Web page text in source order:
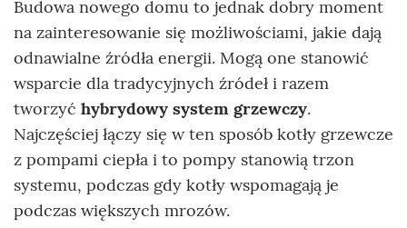
Budowa nowego domu to jednak dobry moment
na zainteresowanie się możliwościami, jakie dają
odnawialne źródła energii. Mogą one stanowić
wsparcie dla tradycyjnych źródeł i razem
tworzyć hybrydowy system grzewczy.
Najczęściej łączy się w ten sposób kotły grzewcze
z pompami ciepła i to pompy stanowią trzon
systemu, podczas gdy kotły wspomagają je
podczas większych mrozów.